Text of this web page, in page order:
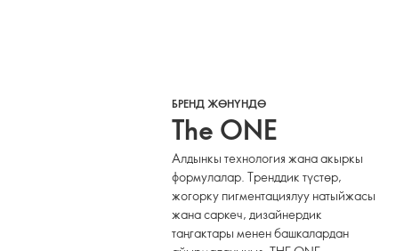
БРЕНД ЖӨНҮНДӨ
The ONE
Алдынкы технология жана акыркы
формулалар. Тренддик түстөр,
жогорку пигментациялуу натыйжасы
жана саркеч, дизайнердик
таңгактары менен башкалардан